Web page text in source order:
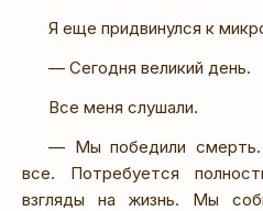
Я еще придвинулся к
— Сегодня великий день.
Все меня слушали.
— Мы победили смерть.
все. Потребуется
взгляды на жизнь. Мы